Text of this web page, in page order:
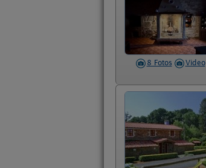
8 Fotos Video